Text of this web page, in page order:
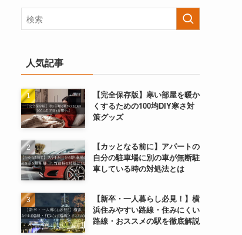
人気記事
【完全保存版】寒い部屋を暖か
くするための100均DIY寒さ対
策グッズ
【カッとなる前に】アパートの
自分の駐車場に別の車が無断駐
車している時の対処法とは
【新卒・一人暮らし必見！】横
浜住みやすい路線・住みにくい
路線・おススメの駅を徹底解説